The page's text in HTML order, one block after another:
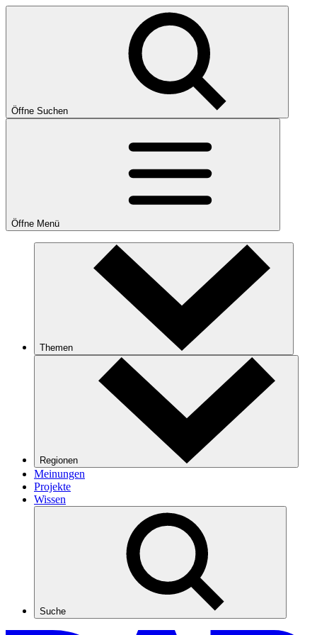
Öffne Suchen
Öffne Menü
Themen
Regionen
Meinungen
Projekte
Wissen
Suche